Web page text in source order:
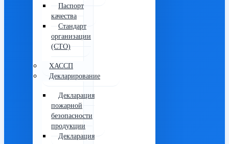
Паспорт
качества
Стандарт
организации
(СТО)
ХАССП
Декларирование
Декларация
пожарной
безопасности
продукции
Декларация